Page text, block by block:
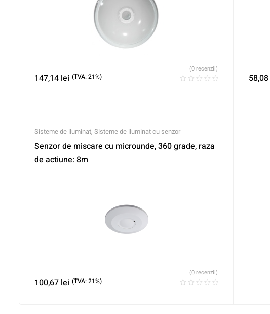
147,14 lei (TVA: 21%)
(0 recenzii)
58,08
Sisteme de iluminat, Sisteme de iluminat cu senzor
Senzor de miscare cu microunde, 360 grade, raza
de actiune: 8m
100,67 lei (TVA: 21%)
(0 recenzii)